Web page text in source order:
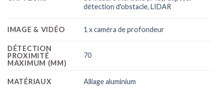
détection d'obstacle,LIDAR
IMAGE & VIDÉO 1 x caméra de profondeur
DÉTECTION
PROXIMITÉ
MAXIMUM (MM)
70
MATÉRIAUX Alliage aluminium